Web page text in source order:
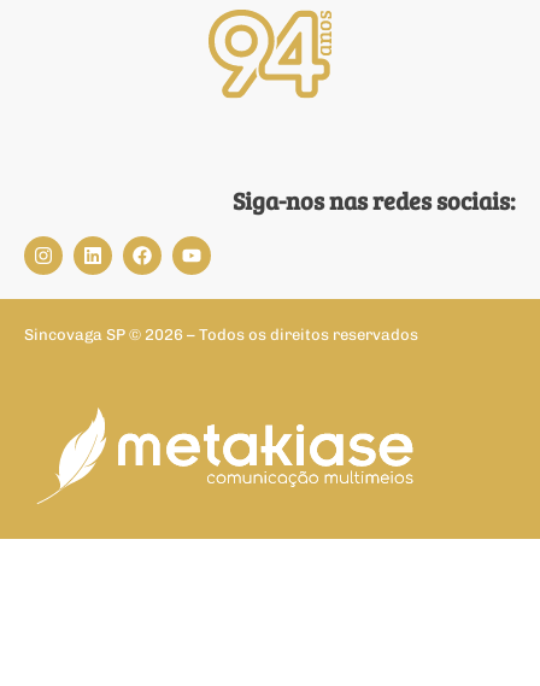
Siga-nos nas redes sociais:
Sincovaga SP © 2026 – Todos os direitos reservados